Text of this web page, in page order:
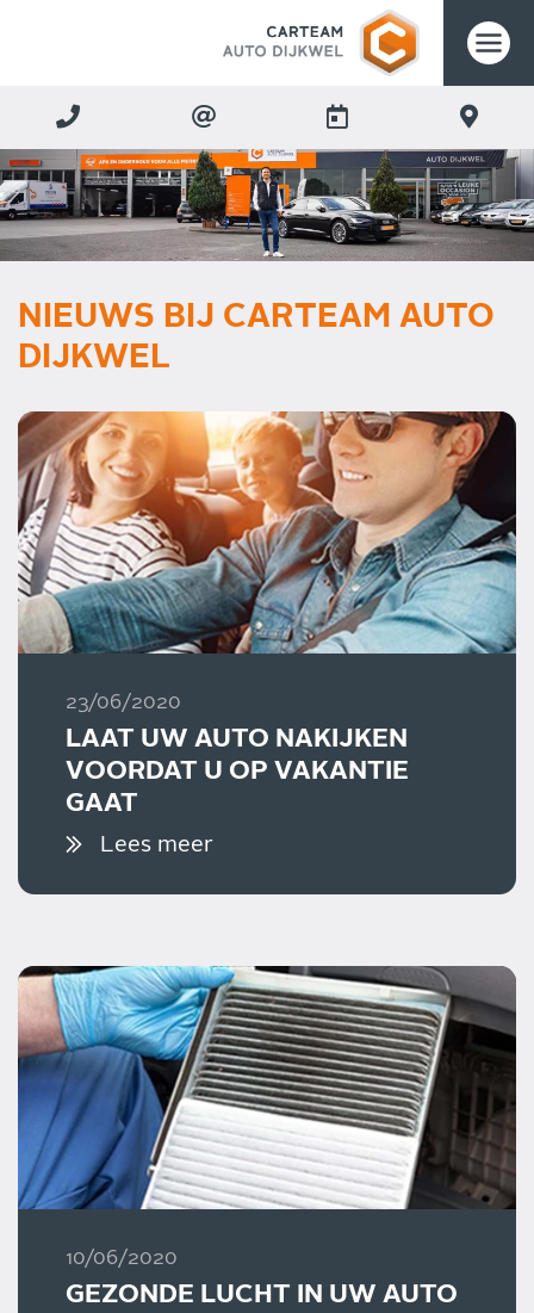
NIEUWS BIJ CARTEAM AUTO
DIJKWEL
23/06/2020
LAAT UW AUTO NAKIJKEN
VOORDAT U OP VAKANTIE
GAAT
Lees meer
10/06/2020
GEZONDE LUCHT IN UW AUTO